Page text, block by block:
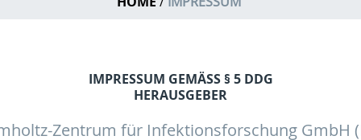
IMPRESSUM GEMÄSS § 5 DDG
HERAUSGEBER
Zentrum für Infektionsforschung GmbH